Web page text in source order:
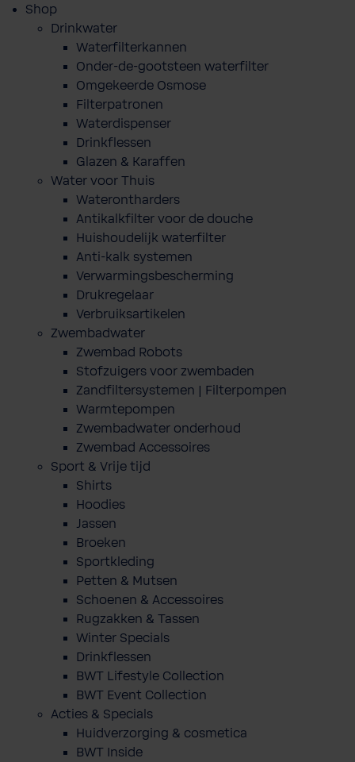
Shop
Drinkwater
Waterfilterkannen
Onder-de-gootsteen waterfilter
Omgekeerde Osmose
Filterpatronen
Waterdispenser
Drinkflessen
Glazen & Karaffen
Water voor Thuis
Waterontharders
Antikalkfilter voor de douche
Huishoudelijk waterfilter
Anti-kalk systemen
Verwarmingsbescherming
Drukregelaar
Verbruiksartikelen
Zwembadwater
Zwembad Robots
Stofzuigers voor zwembaden
Zandfiltersystemen | Filterpompen
Warmtepompen
Zwembadwater onderhoud
Zwembad Accessoires
Sport & Vrije tijd
Shirts
Hoodies
Jassen
Broeken
Sportkleding
Petten & Mutsen
Schoenen & Accessoires
Rugzakken & Tassen
Winter Specials
Drinkflessen
BWT Lifestyle Collection
BWT Event Collection
Acties & Specials
Huidverzorging & cosmetica
BWT Inside